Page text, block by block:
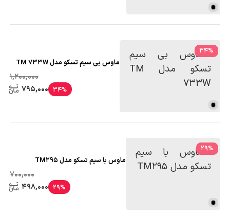
%
34
ماوس بی سیم تسکو مدل TM 733W
1,200,000
34%
795,000
%
29
ماوس با سیم تسکو مدل TM295
700,000
29%
498,000